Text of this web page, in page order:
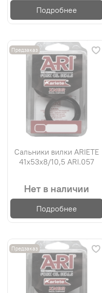
Подробнее
Предзаказ
Сальники вилки ARIETE
41х53х8/10,5 ARI.057
Нет в наличии
Подробнее
Предзаказ